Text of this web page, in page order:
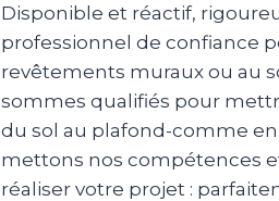
Disponible et réactif,
professionnel de confiance
revêtements muraux ou au
sommes qualifiés pour
du sol au plafond-comme en
mettons nos compétences
réaliser votre projet :